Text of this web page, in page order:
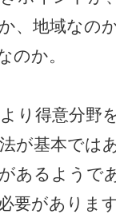
、地域なの
のか。
り得意分野
が基本では
あるようで
要があります